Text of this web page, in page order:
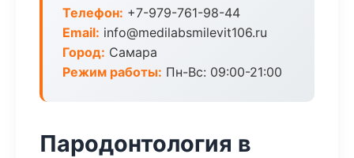
Телефон: +7-979-761-98-44
Email: info@medilabsmilevit106.ru
Город: Самара
Режим работы: Пн-Вс: 09:00-21:00
Пародонтология в